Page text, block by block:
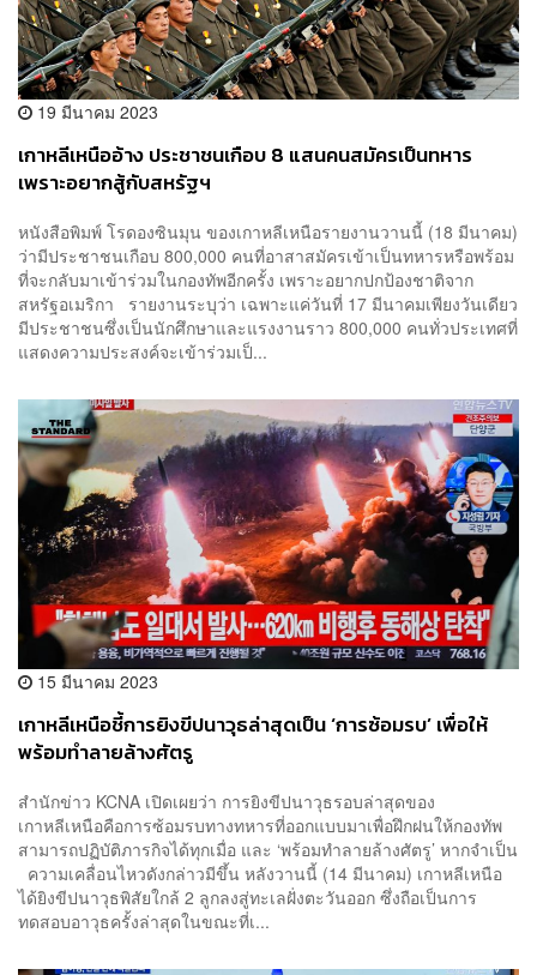
19 มีนาคม 2023
เกาหลีเหนืออ้าง ประชาชนเกือบ 8 แสนคนสมัครเป็นทหาร
เพราะอยากสู้กับสหรัฐฯ
หนังสือพิมพ์ โรดองซินมุน ของเกาหลีเหนือรายงานวานนี้ (18 มีนาคม)
ว่ามีประชาชนเกือบ 800,000 คนที่อาสาสมัครเข้าเป็นทหารหรือพร้อม
ที่จะกลับมาเข้าร่วมในกองทัพอีกครั้ง เพราะอยากปกป้องชาติจาก
สหรัฐอเมริกา รายงานระบุว่า เฉพาะแค่วันที่ 17 มีนาคมเพียงวันเดียว
มีประชาชนซึ่งเป็นนักศึกษาและแรงงานราว 800,000 คนทั่วประเทศที่
แสดงความประสงค์จะเข้าร่วมเป็...
15 มีนาคม 2023
เกาหลีเหนือชี้การยิงขีปนาวุธล่าสุดเป็น ‘การซ้อมรบ’ เพื่อให้
พร้อมทำลายล้างศัตรู
สำนักข่าว KCNA เปิดเผยว่า การยิงขีปนาวุธรอบล่าสุดของ
เกาหลีเหนือคือการซ้อมรบทางทหารที่ออกแบบมาเพื่อฝึกฝนให้กองทัพ
สามารถปฏิบัติภารกิจได้ทุกเมื่อ และ ‘พร้อมทำลายล้างศัตรู’ หากจำเป็น
ความเคลื่อนไหวดังกล่าวมีขึ้น หลังวานนี้ (14 มีนาคม) เกาหลีเหนือ
ได้ยิงขีปนาวุธพิสัยใกล้ 2 ลูกลงสู่ทะเลฝั่งตะวันออก ซึ่งถือเป็นการ
ทดสอบอาวุธครั้งล่าสุดในขณะที่เ...